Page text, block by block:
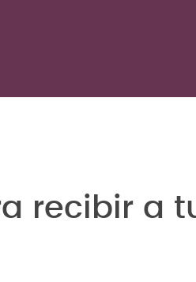
recibir a